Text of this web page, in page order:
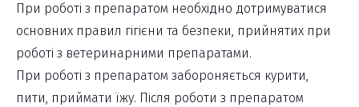
При роботі з препаратом необхідно дотримуватися
основних правил гігієни та безпеки, прийнятих при
роботі з ветеринарними препаратами.
При роботі з препаратом забороняється курити,
пити, приймати їжу. Після роботи з препаратом